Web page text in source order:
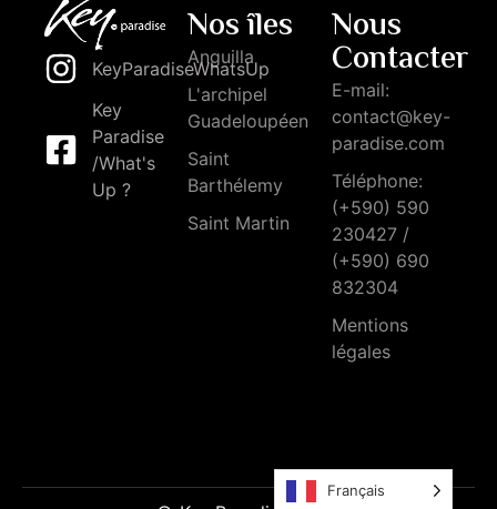
KeyParadiseWhatsUp
Key
Paradise
/What's
Up ?
Nos îles
Anguilla
L'archipel
Guadeloupéen
Saint
Barthélemy
Saint Martin
Nous
Contacter
E-mail:
contact@key-
paradise.com
Téléphone:
(+590) 590
230427 /
(+590) 690
832304
Mentions
légales
Français